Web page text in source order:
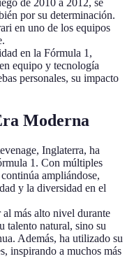
por su determinación.
en uno de los equipos
en la Fórmula 1,
equipo y tecnología
personales, su impacto
Moderna
Inglaterra, ha
1. Con múltiples
ampliándose,
y la diversidad en el
al más alto nivel durante
talento natural, sino su
Además, ha utilizado su
inspirando a muchos más